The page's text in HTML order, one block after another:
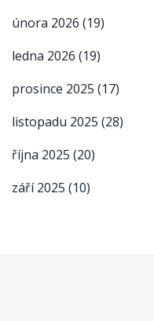
února 2026 (19)
ledna 2026 (19)
prosince 2025 (17)
listopadu 2025 (28)
října 2025 (20)
září 2025 (10)